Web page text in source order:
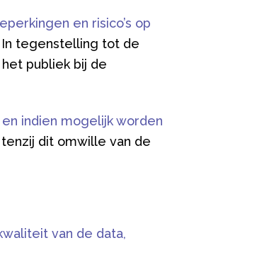
en risico’s op
In tegenstelling tot de
publiek bij de
indien mogelijk worden
dit omwille van de
van de data,